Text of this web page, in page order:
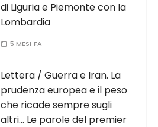
di Liguria e Piemonte con la
Lombardia
5 MESI FA
Lettera / Guerra e Iran. La
prudenza europea e il peso
che ricade sempre sugli
altri… Le parole del premier